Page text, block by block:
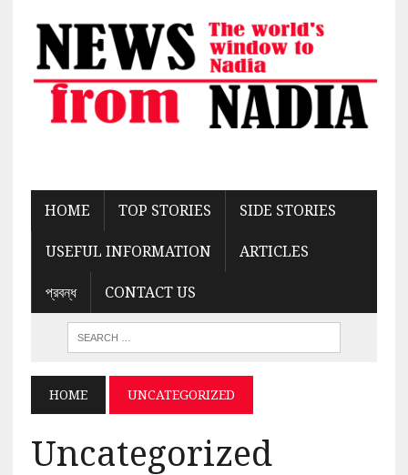
HOME TOP STORIES SIDE STORIES
USEFUL INFORMATION ARTICLES
প্রবন্ধ CONTACT US
HOME UNCATEGORIZED
Uncategorized